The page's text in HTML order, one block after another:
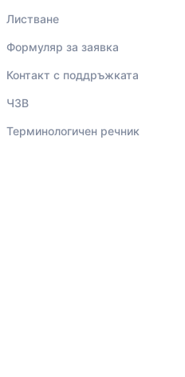
Листване
Формуляр за заявка
Контакт с поддръжката
ЧЗВ
Терминологичен речник